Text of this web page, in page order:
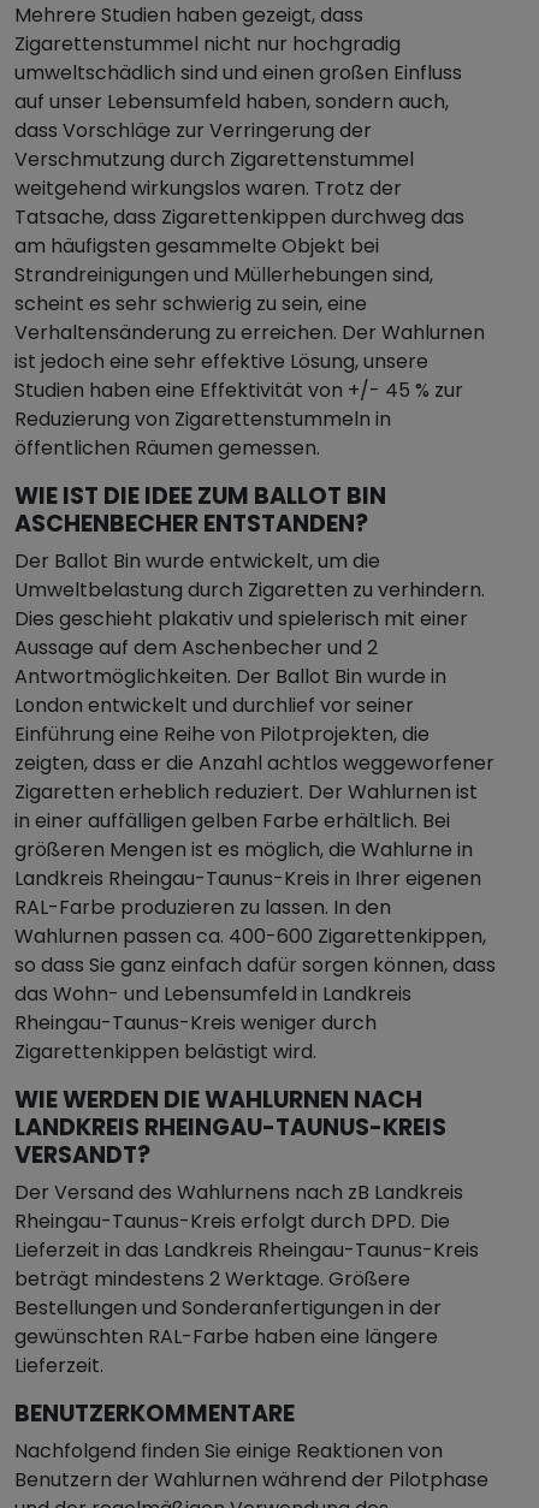
Mehrere Studien haben gezeigt, dass
Zigarettenstummel nicht nur hochgradig
umweltschädlich sind und einen großen Einfluss
auf unser Lebensumfeld haben, sondern auch,
dass Vorschläge zur Verringerung der
Verschmutzung durch Zigarettenstummel
weitgehend wirkungslos waren. Trotz der
Tatsache, dass Zigarettenkippen durchweg das
am häufigsten gesammelte Objekt bei
Strandreinigungen und Müllerhebungen sind,
scheint es sehr schwierig zu sein, eine
Verhaltensänderung zu erreichen. Der Wahlurnen
ist jedoch eine sehr effektive Lösung, unsere
Studien haben eine Effektivität von +/- 45 % zur
Reduzierung von Zigarettenstummeln in
öffentlichen Räumen gemessen.
WIE IST DIE IDEE ZUM BALLOT BIN
ASCHENBECHER ENTSTANDEN?
Der Ballot Bin wurde entwickelt, um die
Umweltbelastung durch Zigaretten zu verhindern.
Dies geschieht plakativ und spielerisch mit einer
Aussage auf dem Aschenbecher und 2
Antwortmöglichkeiten. Der Ballot Bin wurde in
London entwickelt und durchlief vor seiner
Einführung eine Reihe von Pilotprojekten, die
zeigten, dass er die Anzahl achtlos weggeworfener
Zigaretten erheblich reduziert. Der Wahlurnen ist
in einer auffälligen gelben Farbe erhältlich. Bei
größeren Mengen ist es möglich, die Wahlurne in
Landkreis Rheingau-Taunus-Kreis in Ihrer eigenen
RAL-Farbe produzieren zu lassen. In den
Wahlurnen passen ca. 400-600 Zigarettenkippen,
so dass Sie ganz einfach dafür sorgen können, dass
das Wohn- und Lebensumfeld in Landkreis
Rheingau-Taunus-Kreis weniger durch
Zigarettenkippen belästigt wird.
WIE WERDEN DIE WAHLURNEN NACH
LANDKREIS RHEINGAU-TAUNUS-KREIS
VERSANDT?
Der Versand des Wahlurnens nach zB Landkreis
Rheingau-Taunus-Kreis erfolgt durch DPD. Die
Lieferzeit in das Landkreis Rheingau-Taunus-Kreis
beträgt mindestens 2 Werktage. Größere
Bestellungen und Sonderanfertigungen in der
gewünschten RAL-Farbe haben eine längere
Lieferzeit.
BENUTZERKOMMENTARE
Nachfolgend finden Sie einige Reaktionen von
Benutzern der Wahlurnen während der Pilotphase